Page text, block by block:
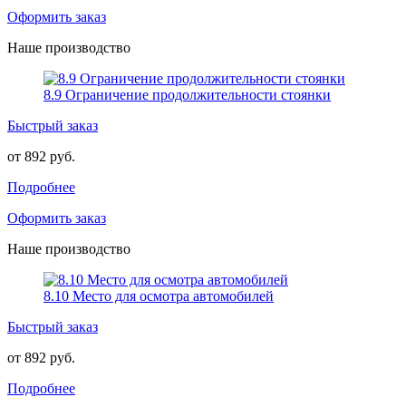
Оформить заказ
Наше производство
8.9 Ограничение продолжительности стоянки
Быстрый заказ
от 892 руб.
Подробнее
Оформить заказ
Наше производство
8.10 Место для осмотра автомобилей
Быстрый заказ
от 892 руб.
Подробнее